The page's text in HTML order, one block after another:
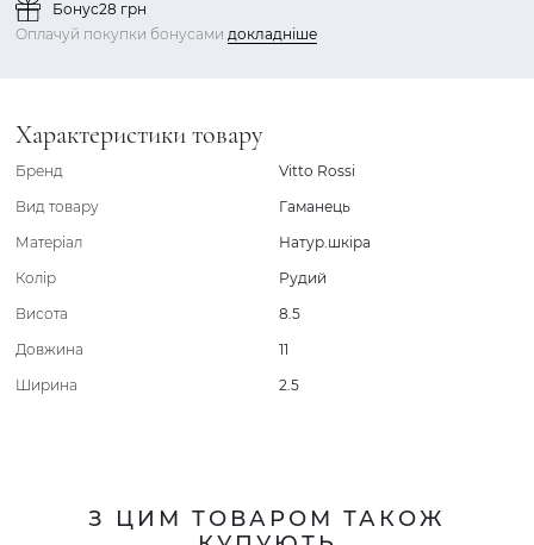
Бонус28 грн
Оплачуй покупки бонусами докладніше
Характеристики товару
Бренд
Vitto Rossi
Вид товару
Гаманець
Матеріал
Натур.шкіра
Колір
Рудий
Висота
8.5
Довжина
11
Ширина
2.5
З ЦИМ ТОВАРОМ ТАКОЖ